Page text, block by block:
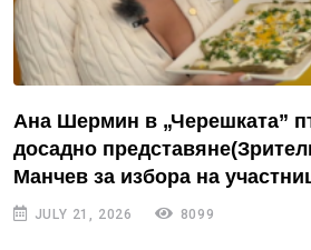
Ана Шермин в „Черешката”
досадно
Манчев за избора на
JULY 21, 2026 8099